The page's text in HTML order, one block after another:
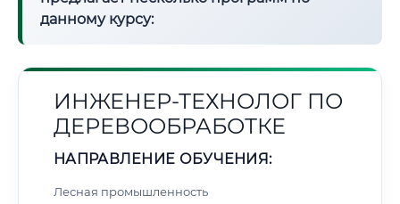
данному курсу:
ИНЖЕНЕР-ТЕХНОЛОГ ПО
ДЕРЕВООБРАБОТКЕ
НАПРАВЛЕНИЕ ОБУЧЕНИЯ:
Лесная промышленность